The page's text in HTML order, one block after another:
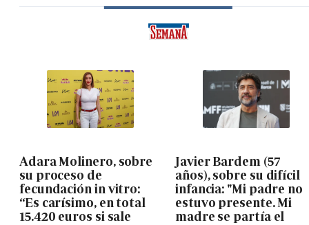
Adara Molinero, sobre
su proceso de
fecundación in vitro:
“Es carísimo, en total
15.420 euros si sale
Javier Bardem (57
años), sobre su difícil
infancia: "Mi padre no
estuvo presente. Mi
madre se partía el